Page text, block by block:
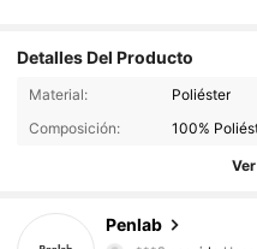
Detalles Del Producto
Material:
Poliéster
Composición:
100%
Penlab
11K Seguidores